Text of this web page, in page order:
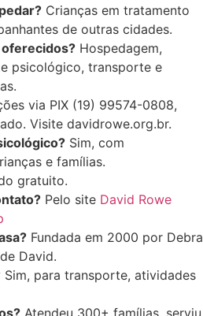
Crianças em tratamento
de outras cidades.
Hospedagem,
psicológico, transporte e
via PIX (19) 99574-0808,
Visite davidrowe.org.br.
Sim, com
e famílias.
gratuito.
Pelo site David Rowe
Fundada em 2000 por Debra
David.
Sim, para transporte, atividades
Atendeu 300+ famílias, serviu